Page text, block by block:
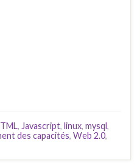
, Javascript, linux, mysql,
des capacités, Web 2.0,